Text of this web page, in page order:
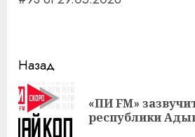
Навигация
записи
Назад
«ПИ FM»
республики